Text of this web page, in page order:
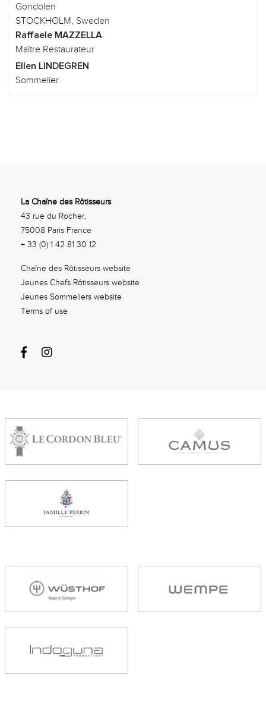
Gondolen
STOCKHOLM, Sweden
Raffaele MAZZELLA
Maître Restaurateur
Ellen LINDEGREN
Sommelier
La Chaîne des Rôtisseurs
43 rue du Rocher,
75008 Paris France
+ 33 (0) 1 42 81 30 12
Chaîne des Rôtisseurs website
Jeunes Chefs Rôtisseurs website
Jeunes Sommeliers website
Terms of use